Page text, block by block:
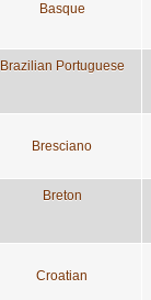
Basque
Brazilian Portuguese
Bresciano
Breton
Croatian